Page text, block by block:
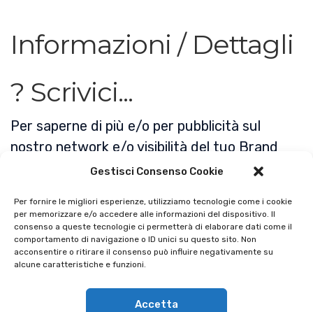
Gestisci Consenso Cookie
Per fornire le migliori esperienze, utilizziamo tecnologie come i cookie
per memorizzare e/o accedere alle informazioni del dispositivo. Il
consenso a queste tecnologie ci permetterà di elaborare dati come il
comportamento di navigazione o ID unici su questo sito. Non
acconsentire o ritirare il consenso può influire negativamente su
alcune caratteristiche e funzioni.
Accetta
Informazioni / Dettagli
? Scrivici...
Per saperne di più e/o per pubblicità sul
nostro network e/o visibilità del tuo Brand
non esitare a contattarci, saremo a tua
di cui hai bisogno.CONTATTI- EMAIL @